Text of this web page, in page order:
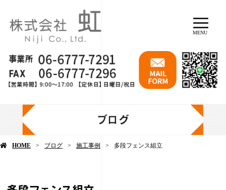
MENU
ブログ
HOME ブログ 施工事例 多段フェンス組立